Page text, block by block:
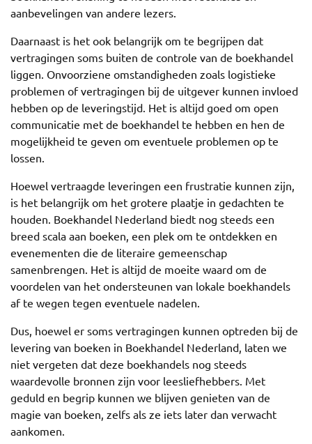
aanbevelingen van andere lezers.
Daarnaast is het ook belangrijk om te begrijpen dat
vertragingen soms buiten de controle van de boekhandel
liggen. Onvoorziene omstandigheden zoals logistieke
problemen of vertragingen bij de uitgever kunnen invloed
hebben op de leveringstijd. Het is altijd goed om open
communicatie met de boekhandel te hebben en hen de
mogelijkheid te geven om eventuele problemen op te
lossen.
Hoewel vertraagde leveringen een frustratie kunnen zijn,
is het belangrijk om het grotere plaatje in gedachten te
houden. Boekhandel Nederland biedt nog steeds een
breed scala aan boeken, een plek om te ontdekken en
evenementen die de literaire gemeenschap
samenbrengen. Het is altijd de moeite waard om de
voordelen van het ondersteunen van lokale boekhandels
af te wegen tegen eventuele nadelen.
Dus, hoewel er soms vertragingen kunnen optreden bij de
levering van boeken in Boekhandel Nederland, laten we
niet vergeten dat deze boekhandels nog steeds
waardevolle bronnen zijn voor leesliefhebbers. Met
geduld en begrip kunnen we blijven genieten van de
magie van boeken, zelfs als ze iets later dan verwacht
aankomen.